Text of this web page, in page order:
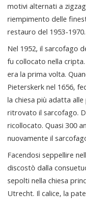
motivi alternati a
riempimento delle
restauro del 1953-1970.
Nel 1952, il sarcofago
fu collocato nella
era la prima volta.
Pieterskerk nel 1656,
la chiesa più adatta
ritrovato il sarcofago.
ricollocato. Quasi 300
nuovamente il
Facendosi seppellire
discostò dalla
sepolti nella chiesa
Utrecht. Il calice, la